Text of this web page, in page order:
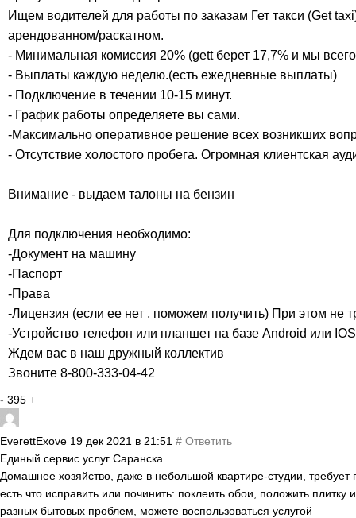
Ищем водителей для работы по заказам Гет такси (Get
арендованном/раскатном.
- Минимальная комиссия 20% (gett берет 17,7% и мы
- Выплаты каждую неделю.(есть ежедневные выплаты)
- Подключение в течении 10-15 минут.
- График работы определяете вы сами.
-Максимально оперативное решение всех возникших
- Отсутствие холостого пробега. Огромная клиентская
Внимание - выдаем талоны на бензин
Для подключения необходимо:
-Документ на машину
-Паспорт
-Права
-Лицензия (если ее нет , поможем получить) При этом не
-Устройство телефон или планшет на базе Android или
Ждем вас в наш дружный коллектив
Звоните 8-800-333-04-42
- 395 +
EverettExove 19 дек 2021 в 21:51 # Ответить
Единый сервис услуг Саранска
Домашнее хозяйство, даже в небольшой квартире-студии,
есть что исправить или починить: поклеить обои, положить
разных бытовых проблем, можете воспользоваться услугой